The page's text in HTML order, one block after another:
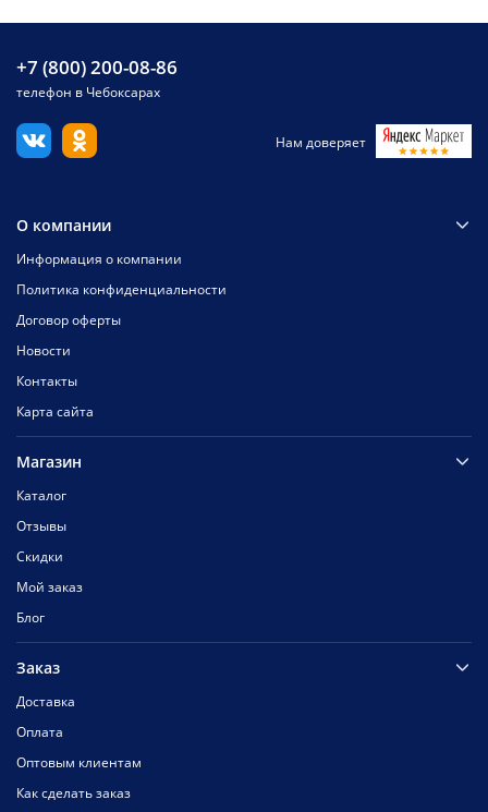
+7 (800) 200-08-86
телефон в Чебоксарах
Нам доверяет
О компании
Информация о компании
Политика конфиденциальности
Договор оферты
Новости
Контакты
Карта сайта
Магазин
Каталог
Отзывы
Скидки
Мой заказ
Блог
Заказ
Доставка
Оплата
Оптовым клиентам
Как сделать заказ